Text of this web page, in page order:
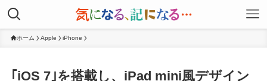
ホーム Apple iPhone
｢iOS 7｣を搭載し、iPad mini風デザイン